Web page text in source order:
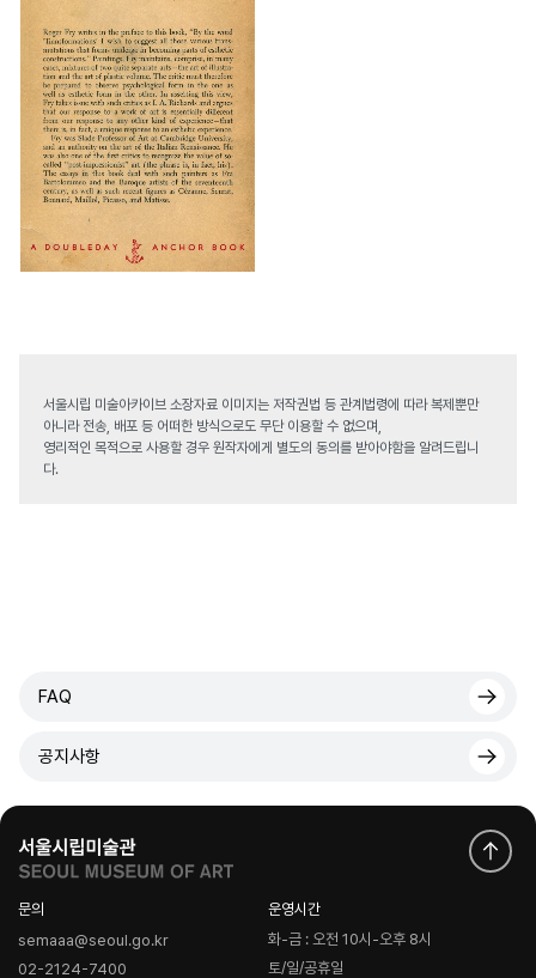
서울시립 미술아카이브 소장자료 이미지는 저작권법 등 관계법령에 따라 복제뿐만
아니라 전송, 배포 등 어떠한 방식으로도 무단 이용할 수 없으며,
영리적인 목적으로 사용할 경우 원작자에게 별도의 동의를 받아야함을 알려드립니
다.
FAQ
공지사항
문의
semaaa@seoul.go.kr
02-2124-7400
운영시간
화-금 : 오전 10시-오후 8시
토/일/공휴일